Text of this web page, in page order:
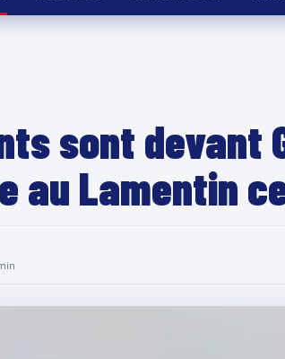
sont devant
au Lamentin